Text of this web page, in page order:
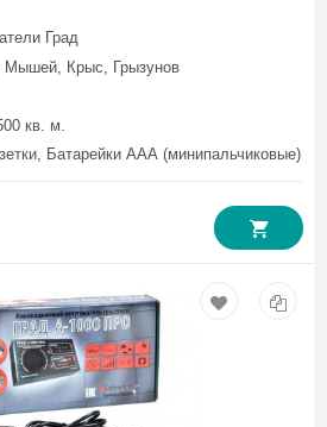
Град
Мышей, Крыс, Грызунов
кв. м.
Батарейки ААА (минипальчиковые)